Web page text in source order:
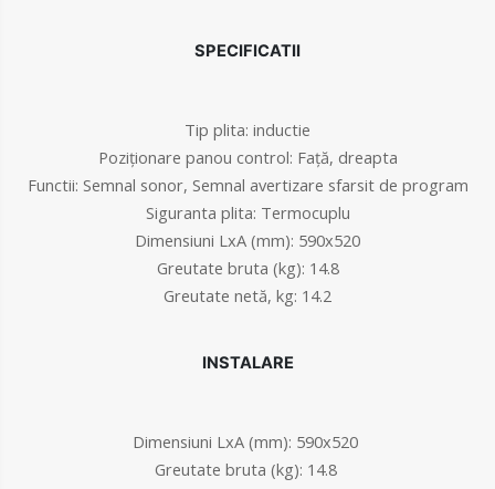
SPECIFICATII
Tip plita: inductie
Poziţionare panou control: Faţă, dreapta
Functii: Semnal sonor, Semnal avertizare sfarsit de program
Siguranta plita: Termocuplu
Dimensiuni LxA (mm): 590x520
Greutate bruta (kg): 14.8
Greutate netă, kg: 14.2
INSTALARE
Dimensiuni LxA (mm): 590x520
Greutate bruta (kg): 14.8